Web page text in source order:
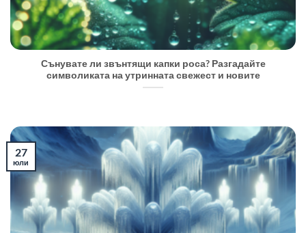
Сънувате ли звънтящи капки роса? Разгадайте
символиката на утринната свежест и новите
27
юли